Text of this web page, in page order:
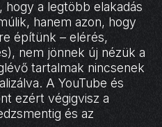
a legtöbb elakadás
hanem azon, hogy
építünk – elérés,
nem jönnek új nézük a
tartalmak nincsenek
A YouTube és
ezért végigvisz a
és az